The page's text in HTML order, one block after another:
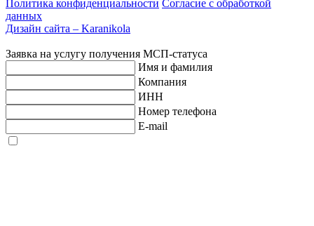
Политика конфиденциальности Согласие с обработкой
данных
Дизайн сайта – Karanikola
Заявка на услугу получения МСП-статуса
Имя и фамилия
Компания
ИНН
Номер телефона
E-mail